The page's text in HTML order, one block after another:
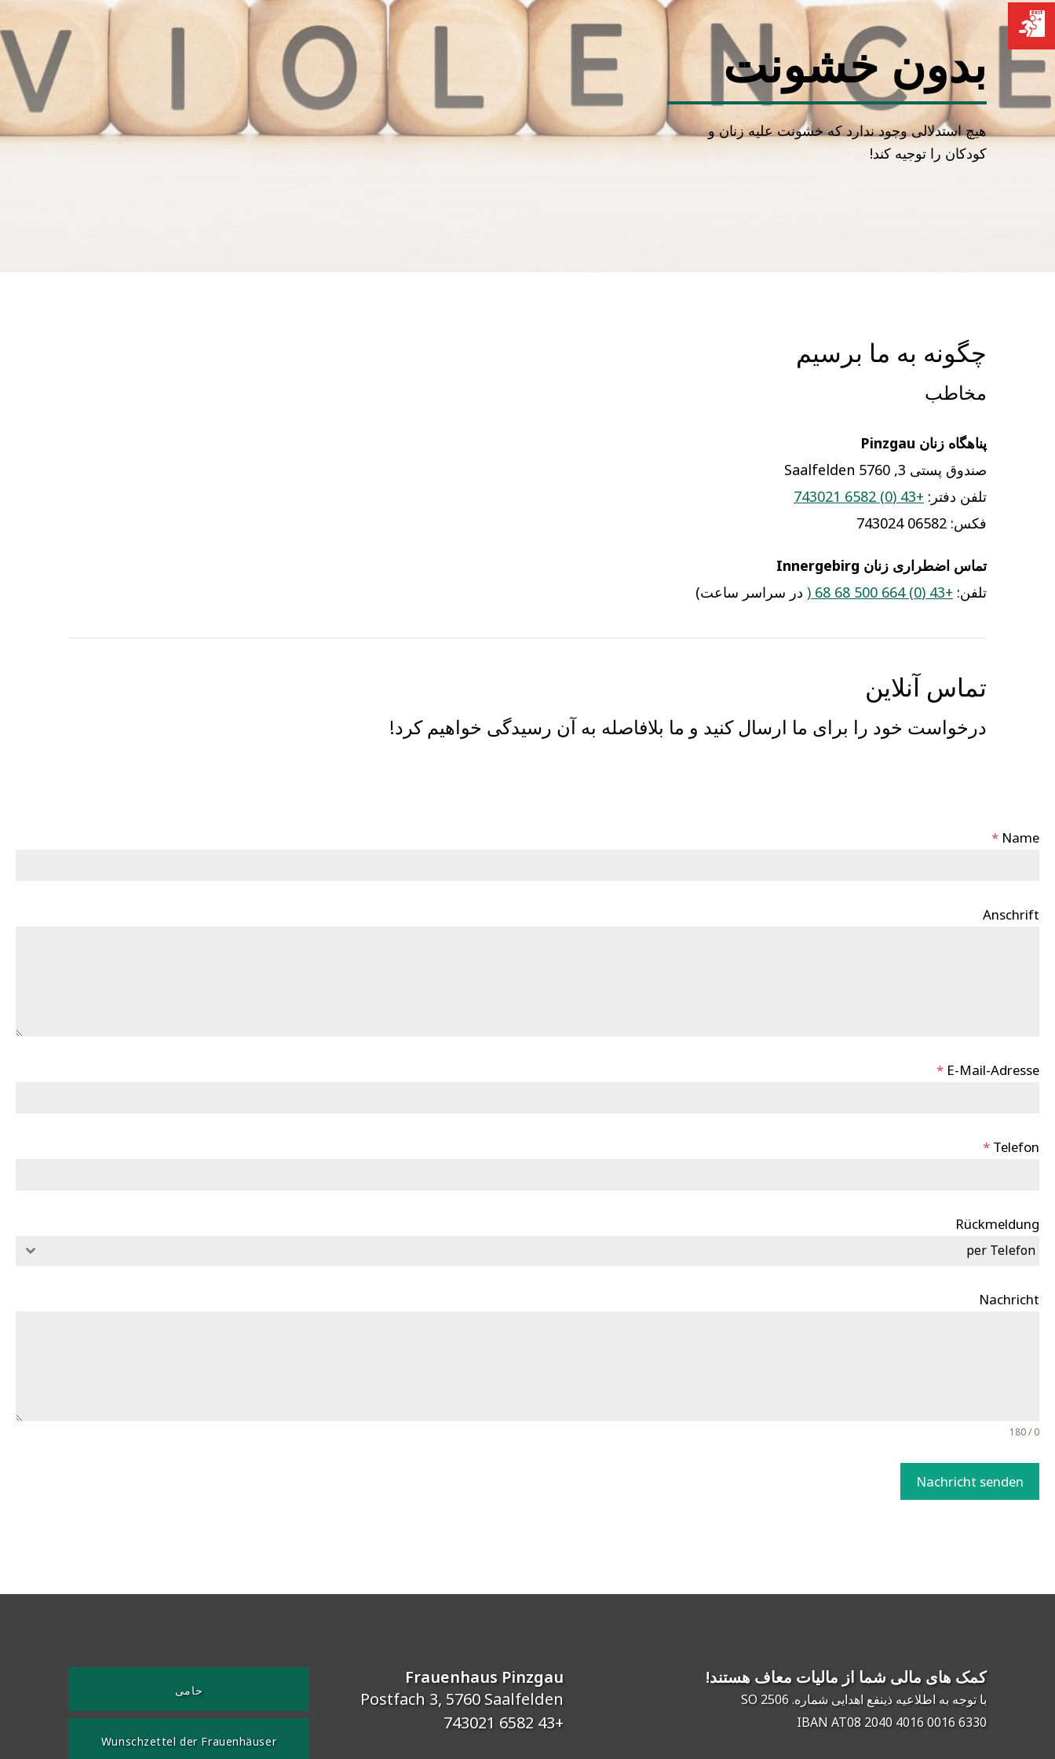
بدون خشونت
هیچ استدلالی وجود ندارد که خشونت علیه زنان و
کودکان را توجیه کند!
چگونه به ما برسیم
مخاطب
پناهگاه زنان Pinzgau
صندوق پستی 3, 5760 Saalfelden
تلفن دفتر: +43 (0) 6582 743021
فکس: 06582 743024
تماس اضطراری زنان Innergebirg
تلفن: +43 (0) 664 500 68 68 ( در سراسر ساعت)
تماس آنلاین
درخواست خود را برای ما ارسال کنید و ما بلافاصله به آن رسیدگی خواهیم کرد!
Name
*
Anschrift
E-Mail-Adresse
*
Telefon
*
Rückmeldung
per Telefon
Nachricht
0 / 180
Nachricht senden
کمک های مالی شما از مالیات معاف هستند!
با توجه به اطلاعیه ذینفع اهدایی شماره. SO 2506
IBAN AT08 2040 4016 0016 6330
Frauenhaus Pinzgau
Postfach 3, 5760 Saalfelden
+43 6582 743021
حامی
Wunschzettel der Frauenhäuser